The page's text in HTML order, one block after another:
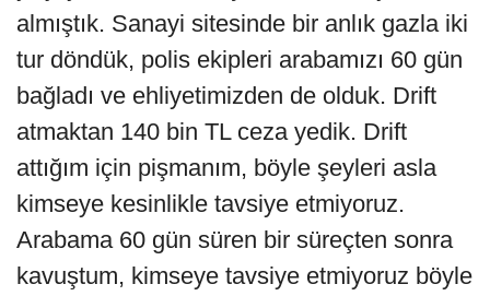
almıştık. Sanayi sitesinde bir anlık gazla iki
tur döndük, polis ekipleri arabamızı 60 gün
bağladı ve ehliyetimizden de olduk. Drift
atmaktan 140 bin TL ceza yedik. Drift
attığım için pişmanım, böyle şeyleri asla
kimseye kesinlikle tavsiye etmiyoruz.
Arabama 60 gün süren bir süreçten sonra
kavuştum, kimseye tavsiye etmiyoruz böyle